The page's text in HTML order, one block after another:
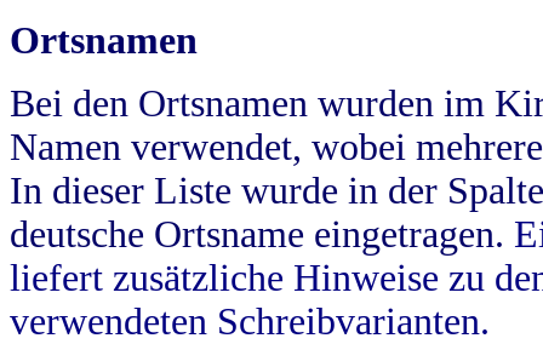
Ortsnamen
Bei den Ortsnamen wurden im
Namen verwendet, wobei
In dieser Liste wurde in der
deutsche Ortsname eingetragen.
liefert zusätzliche Hinweise zu
verwendeten Schreibvarianten.